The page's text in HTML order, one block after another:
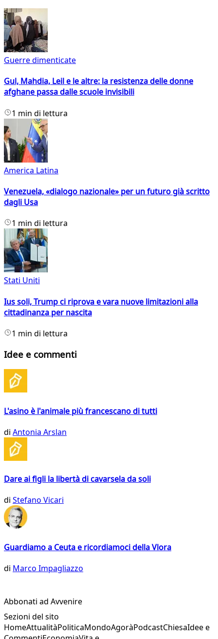
Guerre dimenticate
Gul, Mahdia, Leil e le altre: la resistenza delle donne
afghane passa dalle scuole invisibili
1 min di lettura
America Latina
Venezuela, «dialogo nazionale» per un futuro già scritto
dagli Usa
1 min di lettura
Stati Uniti
Ius soli, Trump ci riprova e vara nuove limitazioni alla
cittadinanza per nascita
1 min di lettura
Idee e commenti
L'asino è l'animale più francescano di tutti
di Antonia Arslan
Dare ai figli la libertà di cavarsela da soli
di Stefano Vicari
Guardiamo a Ceuta e ricordiamoci della Vlora
di Marco Impagliazzo
Abbonati ad Avvenire
Sezioni del sito
HomeAttualitàPoliticaMondoAgoràPodcastChiesaIdee e